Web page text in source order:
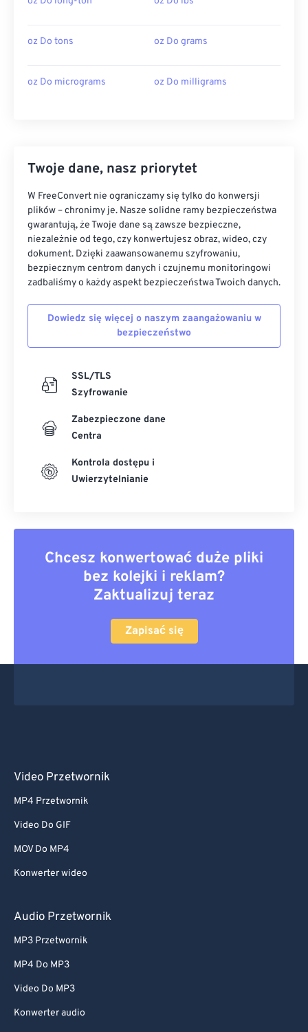
oz Do tons oz Do grams
oz Do micrograms oz Do milligrams
Twoje dane, nasz priorytet
W FreeConvert nie ograniczamy się tylko do konwersji
plików – chronimy je. Nasze solidne ramy bezpieczeństwa
gwarantują, że Twoje dane są zawsze bezpieczne,
niezależnie od tego, czy konwertujesz obraz, wideo, czy
dokument. Dzięki zaawansowanemu szyfrowaniu,
bezpiecznym centrom danych i czujnemu monitoringowi
zadbaliśmy o każdy aspekt bezpieczeństwa Twoich danych.
Dowiedz się więcej o naszym zaangażowaniu w
bezpieczeństwo
SSL/TLS
Szyfrowanie
Zabezpieczone dane
Centra
Kontrola dostępu i
Uwierzytelnianie
Chcesz konwertować duże pliki
bez kolejki i reklam?
Zaktualizuj teraz
Zapisać się
Video Przetwornik
MP4 Przetwornik
Video Do GIF
MOV Do MP4
Konwerter wideo
Audio Przetwornik
MP3 Przetwornik
MP4 Do MP3
Video Do MP3
Konwerter audio